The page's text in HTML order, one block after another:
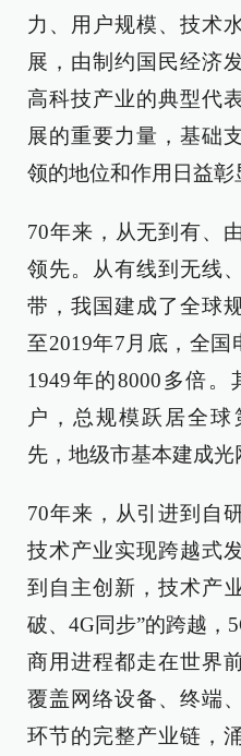
力、用户规模、技术
展，由制约国民经济
高科技产业的典型代
展的重要力量，基础
领的地位和作用日益彰
70年来，从无到有、
领先。从有线到无线
带，我国建成了全球
至2019年7月底，全国
1949年的8000多倍
户，总规模跃居全
先，地级市基本建成光
70年来，从引进到自
技术产业实现跨越式
到自主创新，技术产
破、4G同步”的跨越，
商用进程都走在世界
覆盖网络设备、终端
环节的完整产业链，